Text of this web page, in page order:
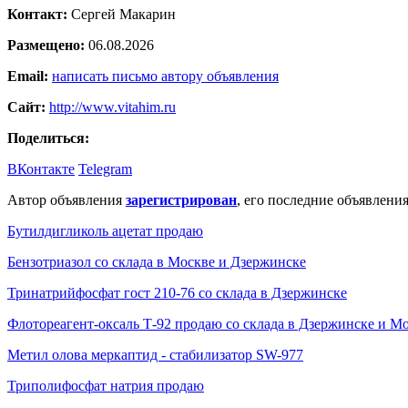
Контакт: Сергей Макарин
Размещено: 06.08.2026
Email: написать письмо автору объявления
Сайт: http://www.vitahim.ru
Поделиться:
ВКонтакте Telegram
Автор объявления зарегистрирован, его последние
Бутилдигликоль ацетат продаю
Бензотриазол со склада в Москве и Дзержинске
Тринатрийфосфат гост 210-76 со склада в Дзержинске
Флотореагент-оксаль Т-92 продаю со склада в Дзержинске и
Метил олова меркаптид - стабилизатор SW-977
Триполифосфат натрия продаю